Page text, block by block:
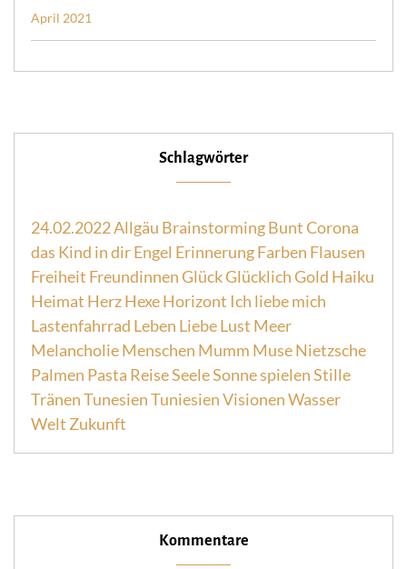
April 2021
Schlagwörter
24.02.2022Allgäu BrainstormingBuntCorona
das Kind in dirEngel ErinnerungFarben Flausen
Freiheit FreundinnenGlückGlücklichGold Haiku
Heimat HerzHexeHorizont Ich liebe mich
Lastenfahrrad Leben LiebeLust Meer
MelancholieMenschen Mumm MuseNietzsche
Palmen Pasta ReiseSeeleSonnespielenStille
TränenTunesienTuniesienVisionenWasser
Welt Zukunft
Kommentare